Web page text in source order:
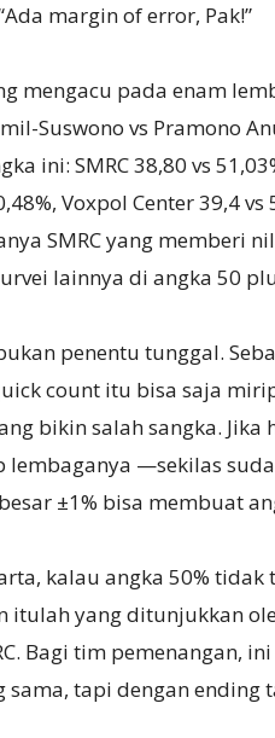
margin of error, Pak!”
mengacu pada enam
Suswono vs Pramono
ini: SMRC 38,80 vs
Voxpol Center 39,4 vs
SMRC yang memberi
lainnya di angka 50
penentu tunggal.
count itu bisa saja
bikin salah sangka.
lembaganya —sekilas
±1% bisa membuat
kalau angka 50%
itulah yang ditunjukkan
Bagi tim pemenangan,
sama, tapi dengan ending